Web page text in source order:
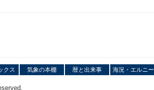
クス 気象の本棚 暦と出来事 海況・エルニ